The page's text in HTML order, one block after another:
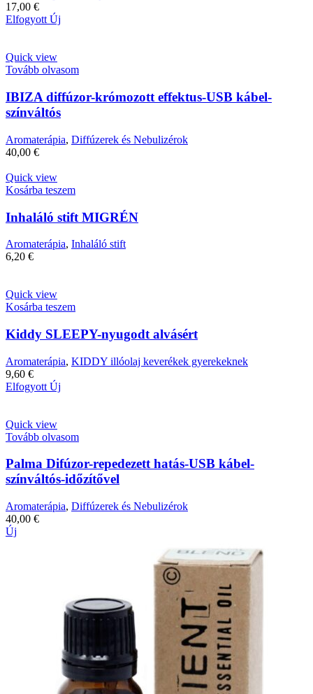
17,00 €
Elfogyott Új
Quick view
Tovább olvasom
IBIZA diffúzor-krómozott effektus-USB kábel-
színváltós
Aromaterápia, Diffúzerek és Nebulizérok
40,00 €
Quick view
Kosárba teszem
Inhaláló stift MIGRÉN
Aromaterápia, Inhaláló stift
6,20 €
Quick view
Kosárba teszem
Kiddy SLEEPY-nyugodt alvásért
Aromaterápia, KIDDY illóolaj keverékek gyerekeknek
9,60 €
Elfogyott Új
Quick view
Tovább olvasom
Palma Difúzor-repedezett hatás-USB kábel-
színváltós-időzítővel
Aromaterápia, Diffúzerek és Nebulizérok
40,00 €
Új